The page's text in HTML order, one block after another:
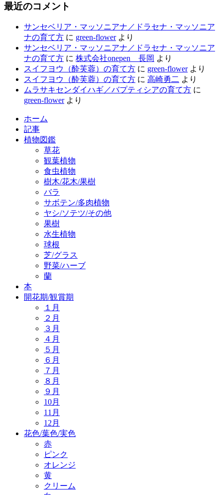
最近のコメント
サンセベリア・マッソニアナ／ドラセナ・マッソニア
ナの育て方 に green-flowerより
サンセベリア・マッソニアナ／ドラセナ・マッソニア
ナの育て方 に 株式会社onepen 長岡 より
スイフヨウ（酔芙蓉）の育て方 に green-flowerより
スイフヨウ（酔芙蓉）の育て方 に 高崎勇二 より
ムラサキセンダイハギ／バプティシアの育て方 に
green-flowerより
ホーム
記事
植物図鑑
草花
観葉植物
食虫植物
樹木/花木/果樹
バラ
サボテン/多肉植物
ヤシ/ソテツ/その他
果樹
水生植物
球根
芝/グラス
野菜/ハーブ
蘭
本
開花期/観賞期
１月
２月
３月
４月
５月
６月
７月
８月
９月
10月
11月
12月
花色/葉色/実色
赤
ピンク
オレンジ
黄
クリーム